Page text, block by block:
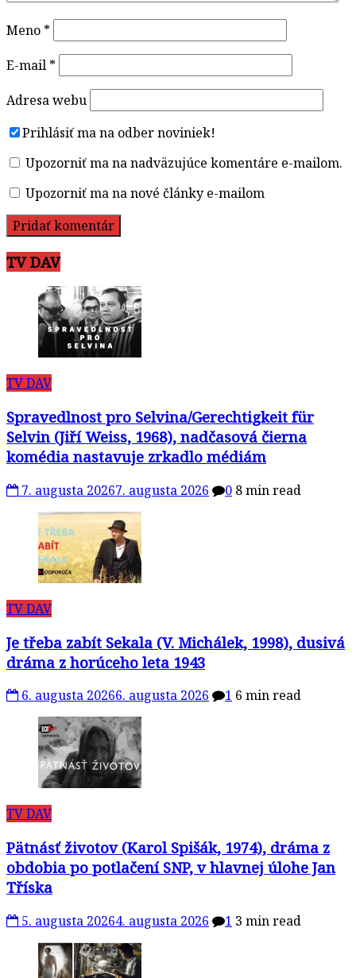
Meno *
E-mail *
Adresa webu
Prihlásiť ma na odber noviniek!
Upozorniť ma na nadväzujúce komentáre e-mailom.
Upozorniť ma na nové články e-mailom
TV DAV
TV DAV
Spravedlnost pro Selvina/Gerechtigkeit für
Selvin (Jiří Weiss, 1968), nadčasová čierna
komédia nastavuje zrkadlo médiám
7. augusta 20267. augusta 2026 0 8 min read
TV DAV
Je třeba zabít Sekala (V. Michálek, 1998), dusivá
dráma z horúceho leta 1943
6. augusta 20266. augusta 2026 1 6 min read
TV DAV
Pätnásť životov (Karol Spišák, 1974), dráma z
obdobia po potlačení SNP, v hlavnej úlohe Jan
Tříska
5. augusta 20264. augusta 2026 1 3 min read